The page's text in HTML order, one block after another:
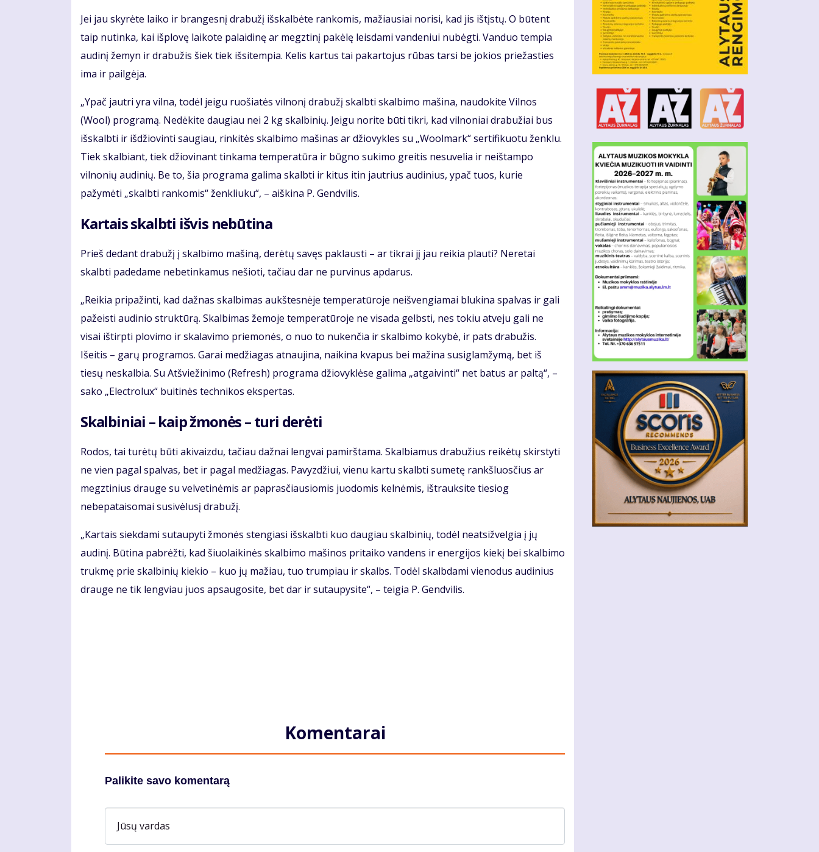
Jei jau skyrėte laiko ir brangesnį drabužį išskalbėte rankomis, mažiausiai norisi, kad jis ištįstų. O būtent
taip nutinka, kai išplovę laikote palaidinę ar megztinį pakėlę leisdami vandeniui nubėgti. Vanduo tempia
audinį žemyn ir drabužis šiek tiek išsitempia. Kelis kartus tai pakartojus rūbas tarsi be jokios priežasties
ima ir pailgėja.
„Ypač jautri yra vilna, todėl jeigu ruošiatės vilnonį drabužį skalbti skalbimo mašina, naudokite Vilnos
(Wool) programą. Nedėkite daugiau nei 2 kg skalbinių. Jeigu norite būti tikri, kad vilnoniai drabužiai bus
išskalbti ir išdžiovinti saugiau, rinkitės skalbimo mašinas ar džiovykles su „Woolmark“ sertifikuotu ženklu.
Tiek skalbiant, tiek džiovinant tinkama temperatūra ir būgno sukimo greitis nesuvelia ir neištampo
vilnonių audinių. Be to, šia programa galima skalbti ir kitus itin jautrius audinius, ypač tuos, kurie
pažymėti „skalbti rankomis“ ženkliuku“, – aiškina P. Gendvilis.
Kartais skalbti išvis nebūtina
Prieš dedant drabužį į skalbimo mašiną, derėtų savęs paklausti – ar tikrai jį jau reikia plauti? Neretai
skalbti padedame nebetinkamus nešioti, tačiau dar ne purvinus apdarus.
„Reikia pripažinti, kad dažnas skalbimas aukštesnėje temperatūroje neišvengiamai blukina spalvas ir gali
pažeisti audinio struktūrą. Skalbimas žemoje temperatūroje ne visada gelbsti, nes tokiu atveju gali ne
visai ištirpti plovimo ir skalavimo priemonės, o nuo to nukenčia ir skalbimo kokybė, ir pats drabužis.
Išeitis – garų programos. Garai medžiagas atnaujina, naikina kvapus bei mažina susiglamžymą, bet iš
tiesų neskalbia. Su Atšviežinimo (Refresh) programa džiovyklėse galima „atgaivinti“ net batus ar paltą“, –
sako „Electrolux“ buitinės technikos ekspertas.
Skalbiniai – kaip žmonės – turi derėti
Rodos, tai turėtų būti akivaizdu, tačiau dažnai lengvai pamirštama. Skalbiamus drabužius reikėtų skirstyti
ne vien pagal spalvas, bet ir pagal medžiagas. Pavyzdžiui, vienu kartu skalbti sumetę rankšluosčius ar
megztinius drauge su velvetinėmis ar paprasčiausiomis juodomis kelnėmis, ištrauksite tiesiog
nebepataisomai susivėlusį drabužį.
„Kartais siekdami sutaupyti žmonės stengiasi išskalbti kuo daugiau skalbinių, todėl neatsižvelgia į jų
audinį. Būtina pabrėžti, kad šiuolaikinės skalbimo mašinos pritaiko vandens ir energijos kiekį bei skalbimo
trukmę prie skalbinių kiekio – kuo jų mažiau, tuo trumpiau ir skalbs. Todėl skalbdami vienodus audinius
drauge ne tik lengviau juos apsaugosite, bet dar ir sutaupysite“, – teigia P. Gendvilis.
Komentarai
Palikite savo komentarą
Jūsų vardas